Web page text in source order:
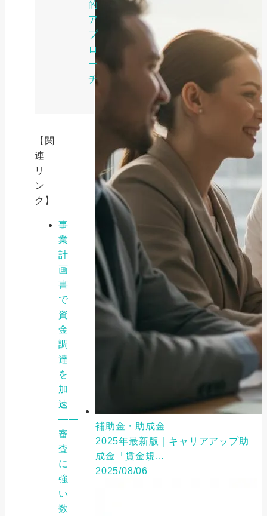
的
ア
プ
ロ
ー
チ
【関
連
リ
ン
ク】
事
業
計
画
書
で
資
金
調
達
を
加
速
――
審
査
に
強
い
数
補助金・助成金
2025年最新版｜キャリアアップ助
成金「賃金規...
2025/08/06